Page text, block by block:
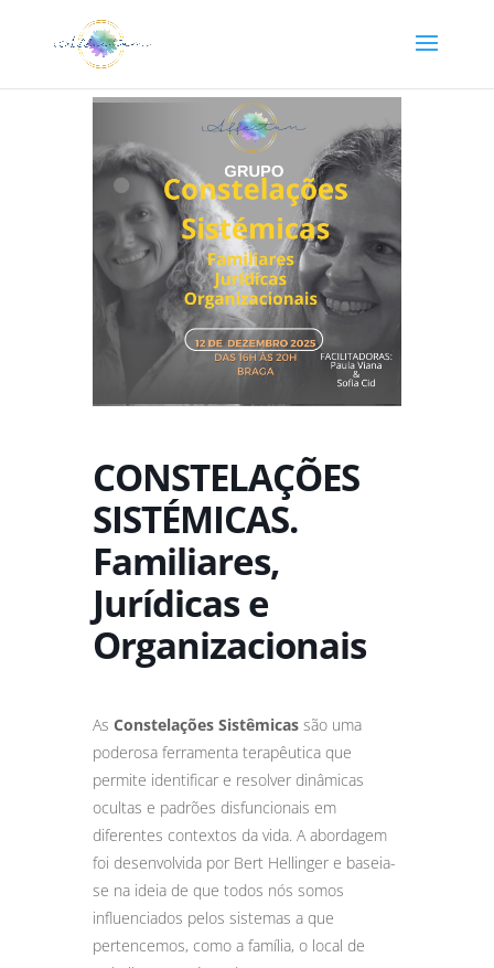
CONSTELAÇÕES
SISTÉMICAS.
Familiares,
Jurídicas e
Organizacionais
As Constelações Sistêmicas são uma
poderosa ferramenta terapêutica que
permite identificar e resolver dinâmicas
ocultas e padrões disfuncionais em
diferentes contextos da vida. A abordagem
foi desenvolvida por Bert Hellinger e baseia-
se na ideia de que todos nós somos
influenciados pelos sistemas a que
pertencemos, como a família, o local de